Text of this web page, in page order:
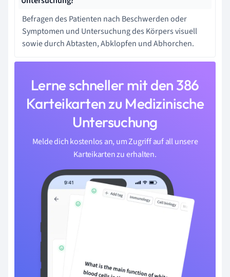
Befragen des Patienten nach Beschwerden oder
Symptomen und Untersuchung des Körpers visuell
sowie durch Abtasten, Abklopfen und Abhorchen.
Lerne schneller mit den 386
Karteikarten zu Medizinische
Untersuchung
Melde dich kostenlos an, um Zugriff auf all unsere
Karteikarten zu erhalten.